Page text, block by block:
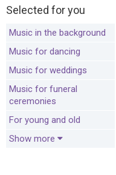
Selected for you
Music in the background
Music for dancing
Music for weddings
Music for funeral
ceremonies
For young and old
Show more